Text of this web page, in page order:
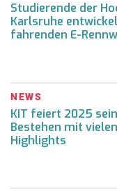
Studierende der
Karlsruhe
fahrenden E-
NEWS
KIT feiert 2025
Bestehen mit
Highlights